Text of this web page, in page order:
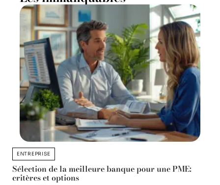
ENTREPRISE
Sélection de la meilleure banque pour une PME:
critères et options